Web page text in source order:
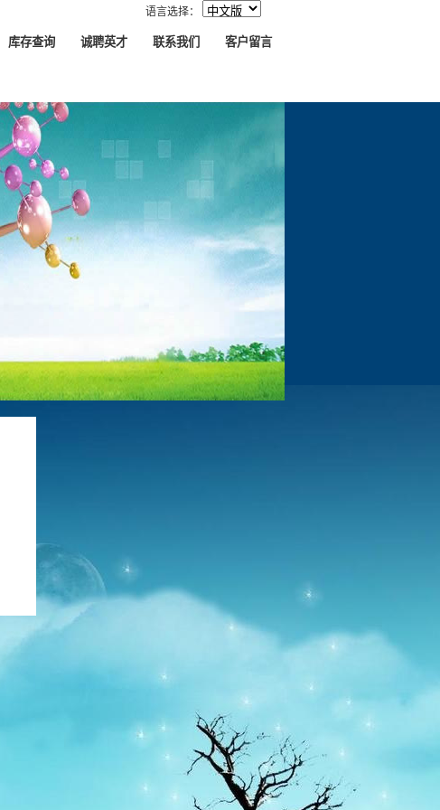
语言选择：
库存查询 诚聘英才 联系我们 客户留言